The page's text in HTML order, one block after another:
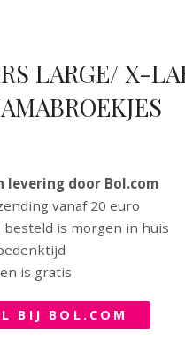
LARGE/ X-
levering door Bol.com
vanaf 20 euro
besteld is morgen in huis
is gratis
BIJ BOL.COM